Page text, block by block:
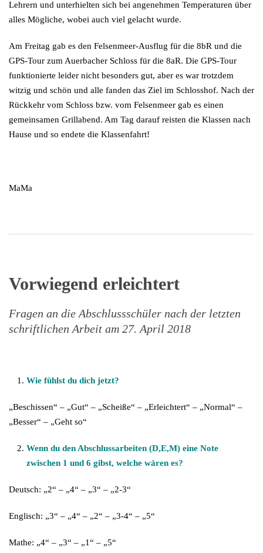
Lehrern und unterhielten sich bei angenehmen Temperaturen über
alles Mögliche, wobei auch viel gelacht wurde.
Am Freitag gab es den Felsenmeer-Ausflug für die 8bR und die
GPS-Tour zum Auerbacher Schloss für die 8aR. Die GPS-Tour
funktionierte leider nicht besonders gut, aber es war trotzdem
witzig und schön und alle fanden das Ziel im Schlosshof. Nach der
Rückkehr vom Schloss bzw. vom Felsenmeer gab es einen
gemeinsamen Grillabend. Am Tag darauf reisten die Klassen nach
Hause und so endete die Klassenfahrt!
MaMa
Vorwiegend erleichtert
Fragen an die Abschlussschüler nach der letzten
schriftlichen Arbeit am 27. April 2018
Wie fühlst du dich jetzt?
„Beschissen“ – „Gut“ – „Scheiße“ – „Erleichtert“ – „Normal“ –
„Besser“ – „Geht so“
Wenn du den Abschlussarbeiten (D,E,M) eine Note
zwischen 1 und 6 gibst, welche wären es?
Deutsch: „2“ – „4“ – „3“ – „2-3“
Englisch: „3“ – „4“ – „2“ – „3-4“ – „5“
Mathe: „4“ – „3“ – „1“ – „5“